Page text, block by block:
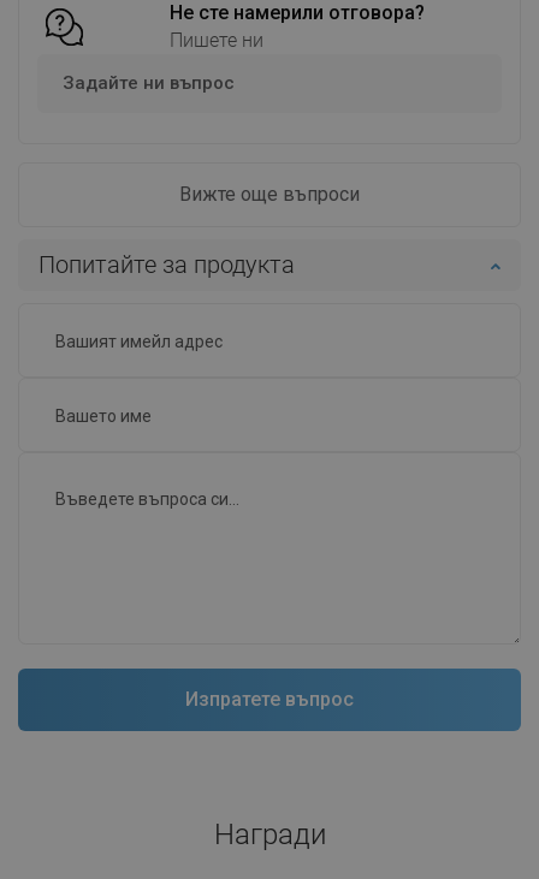
Не сте намерили отговора?
Пишете ни
Задайте ни въпрос
Вижте още въпроси
Попитайте за продукта
Награди